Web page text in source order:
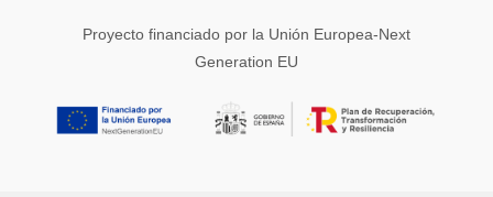
Proyecto financiado por la Unión Europea-Next
Generation EU